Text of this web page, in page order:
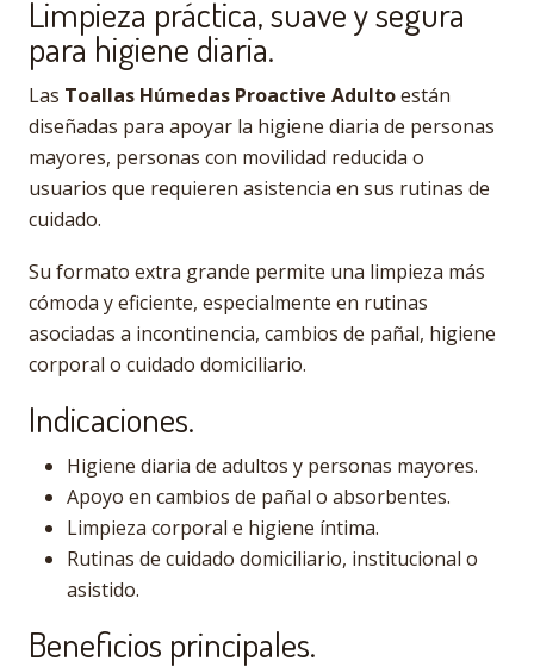
Limpieza práctica, suave y segura
para higiene diaria.
Las Toallas Húmedas Proactive Adultoestán
diseñadas para apoyar la higiene diaria de personas
mayores, personas con movilidad reducida o
usuarios que requieren asistencia en sus rutinas de
cuidado.
Su formato extra grande permite una limpieza más
cómoda y eficiente, especialmente en rutinas
asociadas a incontinencia, cambios de pañal, higiene
corporal o cuidado domiciliario.
Indicaciones.
Higiene diaria de adultos y personas mayores.
Apoyo en cambios de pañal o absorbentes.
Limpieza corporal e higiene íntima.
Rutinas de cuidado domiciliario, institucional o
asistido.
Beneficios principales.